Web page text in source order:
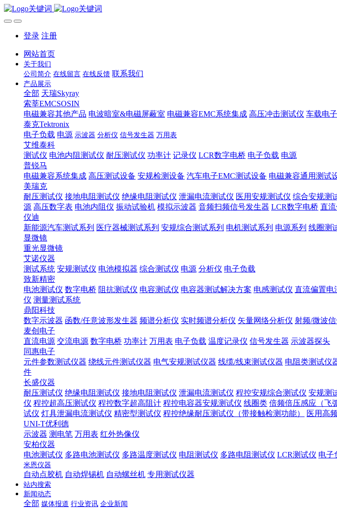
登录 注册
网站首页
关于我们
公司简介 在线留言 在线反馈 联系我们
产品展示
全部 天瑞Skyray
索莘EMCSOSIN
电磁兼容其他产品 电波暗室&电磁屏蔽室 电磁兼容EMC系统集成 高压冲击测试仪 车载电
泰克Tektronix
电子负载 电源 示波器 分析仪 信号发生器 万用表
艾维泰科
测试仪 电池内阻测试仪 耐压测试仪 功率计 记录仪 LCR数字电桥 电子负载 电源
普锐马
电磁兼容系统集成 高压测试设备 安规检测设备 汽车电子EMC测试设备 电磁兼容通用测试
美瑞克
耐压测试仪 接地电阻测试仪 绝缘电阻测试仪 泄漏电流测试仪 医用安规测试仪 综合安规测
源 高压数字表 电池内阻仪 振动试验机 模拟示波器 音频扫频信号发生器 LCR数字电桥 直
仪迪
新能源汽车测试系列 医疗器械测试系列 安规综合测试系列 电机测试系列 电源系列 线圈测
显微镜
重光显微镜
艾诺仪器
测试系统 安规测试仪 电池模拟器 综合测试仪 电源 分析仪 电子负载
致新精密
电池测试仪 数字电桥 阻抗测试仪 电容测试仪 电容器测试解决方案 电感测试仪 直流偏置电
仪 测量测试系统
鼎阳科技
数字示波器 函数/任意波形发生器 频谱分析仪 实时频谱分析仪 矢量网络分析仪 射频/微波
麦创电子
直流电源 交流电源 数字电桥 功率计 万用表 电子负载 温度记录仪 信号发生器 示波器探头
同惠电子
元件参数测试仪器 绕线元件测试仪器 电气安规测试仪器 线缆/线束测试仪器 电阻类测试仪
件
长盛仪器
耐压测试仪 绝缘电阻测试仪 接地电阻测试仪 泄漏电流测试仪 程控安规综合测试仪 安规测
仪 程控超高压测试仪 程控数字超高阻计 程控电容器安规测试仪 线圈类 倍频倍压感应（飞
试仪 灯具泄漏电流测试仪 精密型测试仪 程控绝缘耐压测试仪（带接触检测功能） 医用高
UNI-T优利德
示波器 测电笔 万用表 红外热像仪
安柏仪器
电池测试仪 多路电池测试仪 多路温度测试仪 电阻测试仪 多路电阻测试仪 LCR测试仪 电子
米恩仪器
自动点胶机 自动焊锡机 自动螺丝机 专用测试仪器
站内搜索
新闻动态
全部 媒体报道 行业资讯 企业新闻